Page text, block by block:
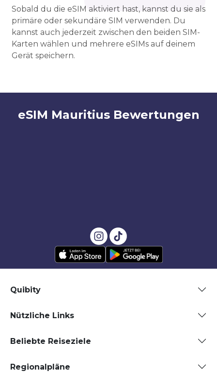
Sobald du die eSIM aktiviert hast, kannst du sie als
primäre oder sekundäre SIM verwenden. Du
kannst auch jederzeit zwischen den beiden SIM-
Karten wählen und mehrere eSIMs auf deinem
Gerät speichern.
eSIM Mauritius Bewertungen
Quibity
Nützliche Links
Beliebte Reiseziele
Regionalpläne